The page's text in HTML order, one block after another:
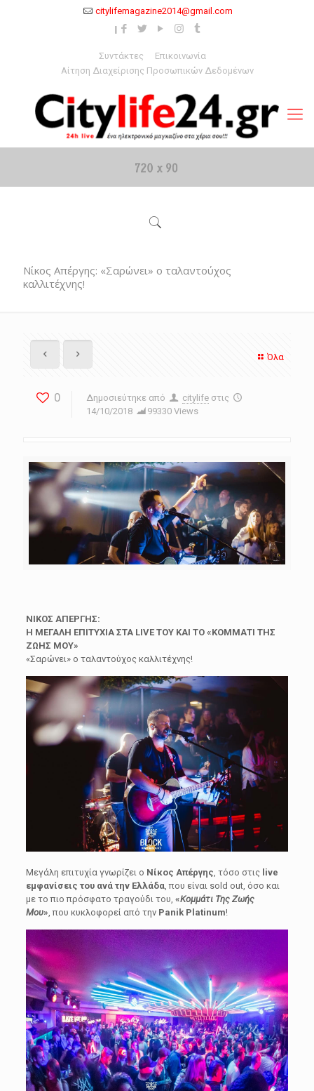
citylifemagazine2014@gmail.com
Συντάκτες
Επικοινωνία
Αίτηση Διαχείρισης Προσωπικών Δεδομένων
Νίκος Απέργης: «Σαρώνει» ο ταλαντούχος
καλλιτέχνης!
Όλα
0 Δημοσιεύτηκε από citylife στις
14/10/2018
99330 Views
ΝΙΚΟΣ ΑΠΕΡΓΗΣ:
Η ΜΕΓΑΛΗ ΕΠΙΤΥΧΙΑ ΣΤΑ LIVE ΤΟΥ ΚΑΙ ΤΟ «ΚΟΜΜΑΤΙ ΤΗΣ
ΖΩΗΣ ΜΟΥ»
«Σαρώνει» ο ταλαντούχος καλλιτέχνης!
Μεγάλη επιτυχία γνωρίζει ο Νίκος Απέργης , τόσο στις live
εμφανίσεις του ανά την Ελλάδα, που είναι sold out, όσο και
με το πιο πρόσφατο τραγούδι του, «Κομμάτι Της Ζωής
Μου» , που κυκλοφορεί από την Panik Platinum!